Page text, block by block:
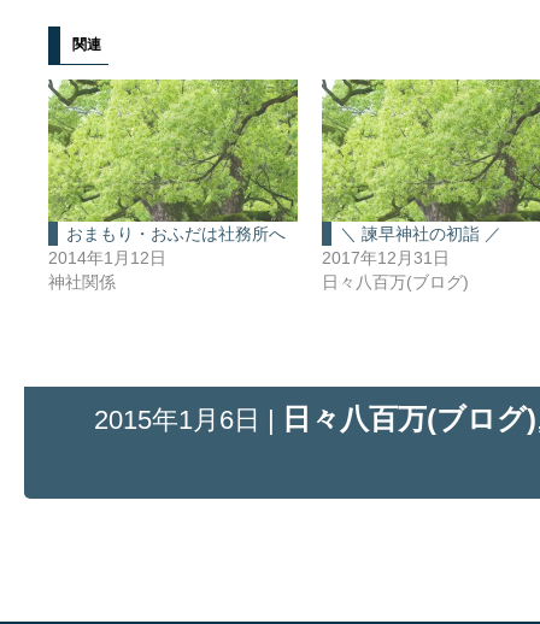
関連
おまもり・おふだは社務所へ
2014年1月12日
神社関係
＼ 諫早神社の初詣 ／
2017年12月31日
日々八百万(ブログ)
2015年1月6日 | 日々八百万(ブログ)